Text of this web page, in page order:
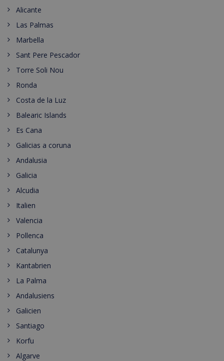
Alicante
Las Palmas
Marbella
Sant Pere Pescador
Torre Soli Nou
Ronda
Costa de la Luz
Balearic Islands
Es Cana
Galicias a coruna
Andalusia
Galicia
Alcudia
Italien
Valencia
Pollenca
Catalunya
Kantabrien
La Palma
Andalusiens
Galicien
Santiago
Korfu
Algarve